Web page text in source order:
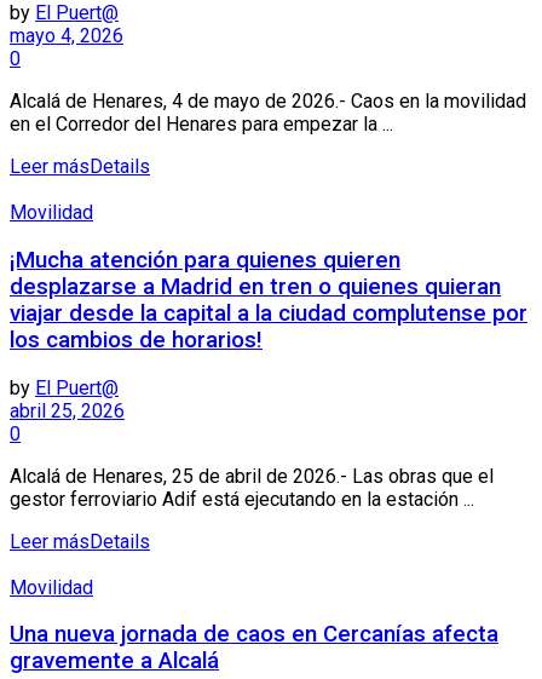
by El Puert@
mayo 4, 2026
0
Alcalá de Henares, 4 de mayo de 2026.- Caos en la movilidad
en el Corredor del Henares para empezar la ...
Leer más Details
Movilidad
¡Mucha atención para quienes quieren
desplazarse a Madrid en tren o quienes quieran
viajar desde la capital a la ciudad complutense por
los cambios de horarios!
by El Puert@
abril 25, 2026
0
Alcalá de Henares, 25 de abril de 2026.- Las obras que el
gestor ferroviario Adif está ejecutando en la estación ...
Leer másDetails
Movilidad
Una nueva jornada de caos en Cercanías afecta
gravemente a Alcalá